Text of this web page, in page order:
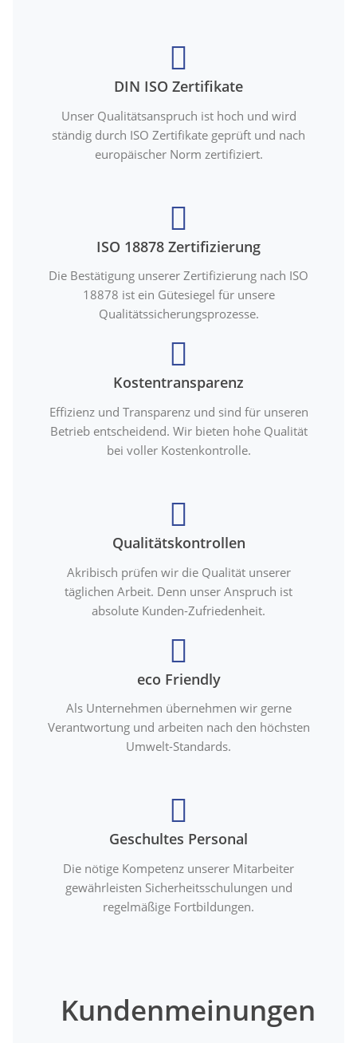
DIN ISO Zertifikate
Unser Qualitätsanspruch ist hoch und wird
ständig durch ISO Zertifikate geprüft und nach
europäischer Norm zertifiziert.
ISO 18878 Zertifizierung
Die Bestätigung unserer Zertifizierung nach ISO
18878 ist ein Gütesiegel für unsere
Qualitätssicherungsprozesse.
Kostentransparenz
Effizienz und Transparenz und sind für unseren
Betrieb entscheidend. Wir bieten hohe Qualität
bei voller Kostenkontrolle.
Qualitätskontrollen
Akribisch prüfen wir die Qualität unserer
täglichen Arbeit. Denn unser Anspruch ist
absolute Kunden-Zufriedenheit.
eco Friendly
Als Unternehmen übernehmen wir gerne
Verantwortung und arbeiten nach den höchsten
Umwelt-Standards.
Geschultes Personal
Die nötige Kompetenz unserer Mitarbeiter
gewährleisten Sicherheitsschulungen und
regelmäßige Fortbildungen.
Kundenmeinungen